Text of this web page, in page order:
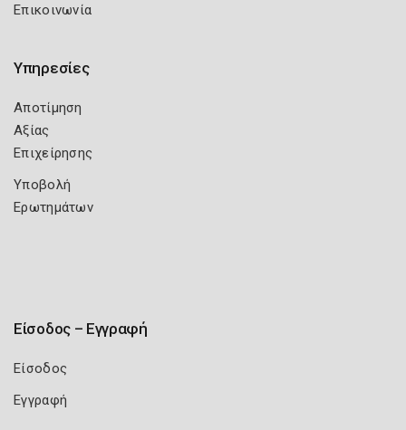
Επικοινωνία
Υπηρεσίες
Αποτίμηση
Αξίας
Επιχείρησης
Υποβολή
Ερωτημάτων
Είσοδος – Εγγραφή
Είσοδος
Εγγραφή